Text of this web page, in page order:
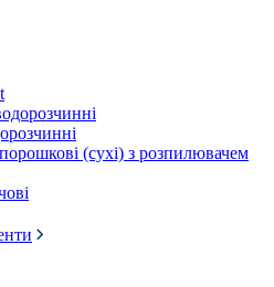
(сухі) з розпилювачем